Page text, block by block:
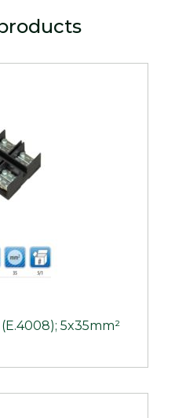
5x35mm²